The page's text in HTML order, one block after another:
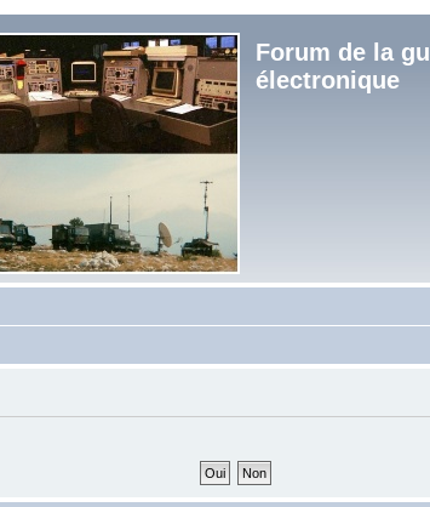
Forum de la
électronique